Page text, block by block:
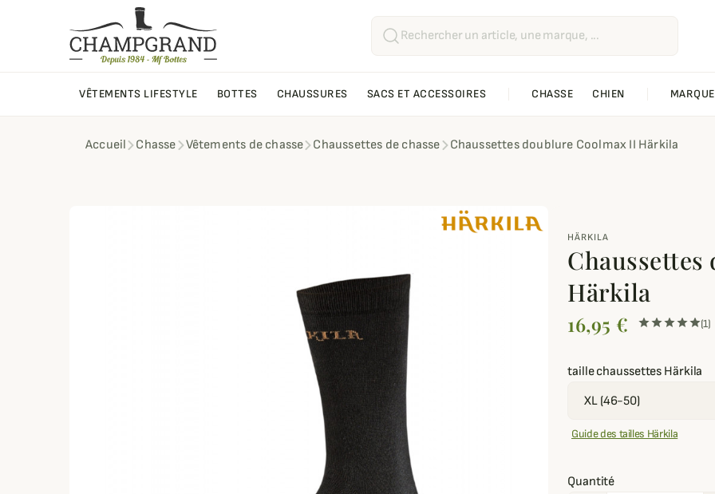
VÊTEMENTS LIFESTYLE BOTTES CHAUSSURES SACS ET ACCESSOIRES CHASSE CHIEN
Accueil Chasse Vêtements de chasse Chaussettes de chasse Chaussettes doublure Coolmax II Härkila
HÄRKILA
Härkila
16,95 € (1)
taille chaussettes Härkila
Guide des tailles Härkila
Quantité